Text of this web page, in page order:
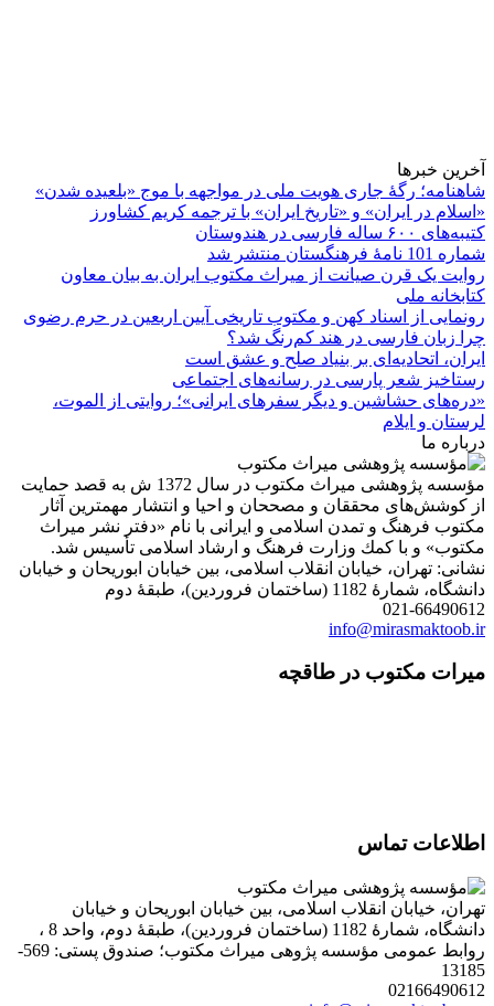
آخرین خبرها
شاهنامه؛ رگۀ جاری هویت ملی در مواجهه با موج «بلعیده شدن»
«اسلام در ایران» و «تاریخ ایران» با ترجمه کریم کشاورز
کتیبه‌های ۶۰۰ ساله فارسی در هندوستان
شماره 101 نامۀ فرهنگستان منتشر شد
روایت یک قرن صیانت از میراث مکتوب ایران به بیان معاون
کتابخانه ملی
رونمایی از اسناد کهن و مکتوب تاریخی آیین اربعین در حرم رضوی
چرا زبان فارسی در هند کم‌رنگ شد؟
ایران، اتحادیه‌ای بر بنیاد صلح و عشق است
رستاخیز شعر پارسی در رسانه‌های اجتماعی
«دره‌های حشاشین و دیگر سفرهای ایرانی»؛ روایتی از الموت،
لرستان و ایلام
درباره ما
مؤسسه پژوهشی میراث مكتوب در سال 1372 ش به قصد حمایت
از كوشش‌های محققان و مصححان و احیا و انتشار مهمترین آثار
مكتوب فرهنگ و تمدن اسلامی و ایرانی با نام «دفتر نشر میراث
مكتوب» و با كمك وزارت فرهنگ و ارشاد اسلامی تأسیس شد.
نشانی: تهران، خیابان انقلاب اسلامی، بین خیابان ابوریحان و خیابان
دانشگاه، شمارۀ 1182 (ساختمان فروردین)، طبقۀ دوم
021-66490612
info@mirasmaktoob.ir
میرات مکتوب در طاقچه
اطلاعات تماس
تهران، خیابان انقلاب اسلامی، بین خیابان ابوریحان و خیابان
دانشگاه، شمارۀ 1182 (ساختمان فروردین)، طبقۀ دوم، واحد 8 ،
روابط عمومی مؤسسه پژوهی میراث مکتوب؛ صندوق پستی: 569-
13185
02166490612